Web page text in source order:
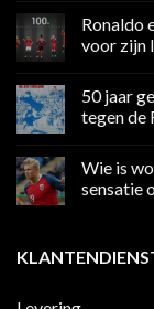
op
weekend
media
in
Premier
Ronaldo
voor zijn
op
Ronaldo
eerste
meer
100
land
scoort
50 jaar
tegen de
op
jaar
nog
eens
Wie is
sensatie
Wie
is